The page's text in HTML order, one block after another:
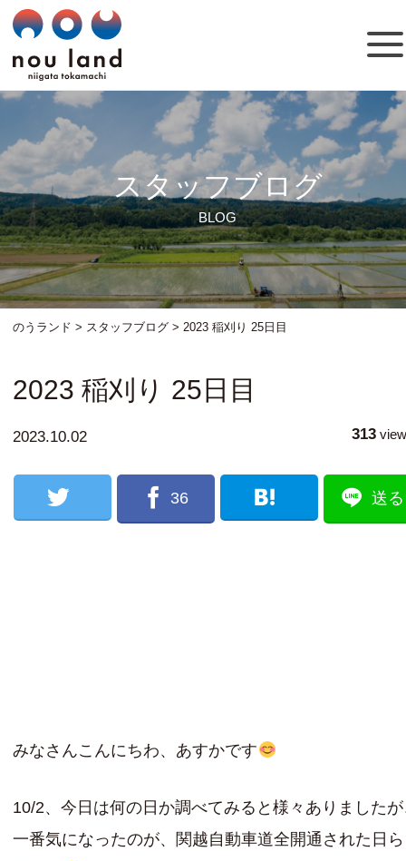
スタッフブログ
BLOG
のうランド > スタッフブログ >2023 稲刈り 25日目
2023 稲刈り 25日目
2023.10.02 313view
36 送る
みなさんこんにちわ、あすかです
10/2、今日は何の日か調べてみると様々ありました
一番気になったのが、関越自動車道全開通された日